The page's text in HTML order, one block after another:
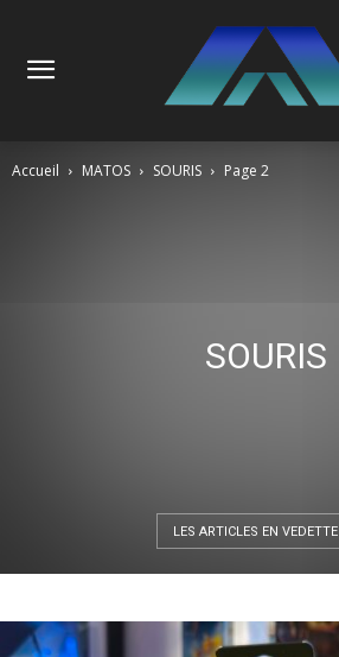
Accueil MATOS SOURIS Page 2
SOURIS
LES ARTICLES EN VEDETTE